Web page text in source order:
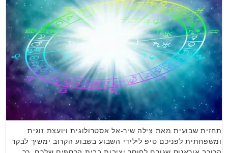
תחזית שבועית מאת צילה שיר-אל אסטרולוגית ויועצת זוגית
ומשפחתית לפניכם טיפ לילידי השבוע בשבוע הקרוב ימשיך לבקר